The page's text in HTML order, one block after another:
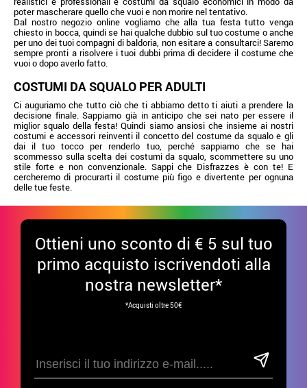
poter mascherare quello che vuoi e non morire nel tentativo.
Dal nostro negozio online vogliamo che alla tua festa tutto venga
chiesto in bocca, quindi se hai qualche dubbio sul tuo costume o anche
per uno dei tuoi compagni di baldoria, non esitare a consultarci! Saremo
sempre pronti a risolvere i tuoi dubbi prima di decidere il costume che
vuoi o dopo averlo fatto.
COSTUMI DA SQUALO PER ADULTI
Ci auguriamo che tutto ciò che ti abbiamo detto ti aiuti a prendere la
decisione finale. Sappiamo già in anticipo che sei nato per essere il
miglior squalo della festa! Quindi siamo ansiosi che insieme ai nostri
costumi e accessori reinventi il concetto del costume da squalo e gli
dai il tuo tocco per renderlo tuo, perché sappiamo che se hai
scommesso sulla scelta dei costumi da squalo, scommettere su uno
stile forte e non convenzionale. Sappi che Disfrazzes è con te! E
cercheremo di procurarti il costume più figo e divertente per ognuna
delle tue feste.
Ottieni uno sconto di € 5 sul tuo
primo acquisto iscrivendoti alla
nostra newsletter*
*Acquisti oltre 50€